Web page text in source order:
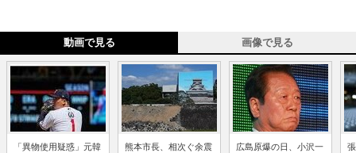
動画で見る 画像で見る
「異物使用疑惑」元韓
熊本市長、相次ぐ余震
広島原爆の日、小沢一